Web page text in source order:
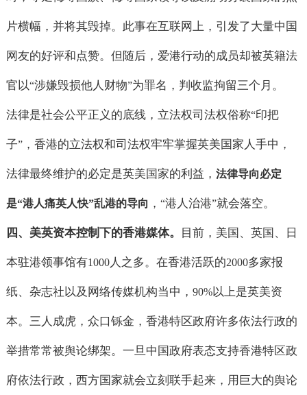
片横幅，并将其毁掉。此事在互联网上，引发了大量中国
网友的好评和点赞。但随后，爱港行动的成员却被英籍法
官以“涉嫌毁损他人财物”为罪名，判收监拘留三个月。
法律是社会公平正义的底线，立法权司法权俗称“印把
子”，香港的立法权和司法权牢牢掌握英美国家人手中，
法律最终维护的必定是英美国家的利益， 法律导向必定
是“港人痛英人快”乱港的导向 ， “港人治港”就会落空。
四、美英资本控制下的香港媒体。 目前，美国、英国、日
本驻港领事馆有1000人之多。在香港活跃的2000多家报
纸、杂志社以及网络传媒机构当中， 90%以上是英美资
本。三人成虎，众口铄金，香港特区政府许多依法行政的
举措常常被舆论绑架。一旦中国政府表态支持香港特区政
府依法行政，西方国家就会立刻联手起来，用巨大的舆论